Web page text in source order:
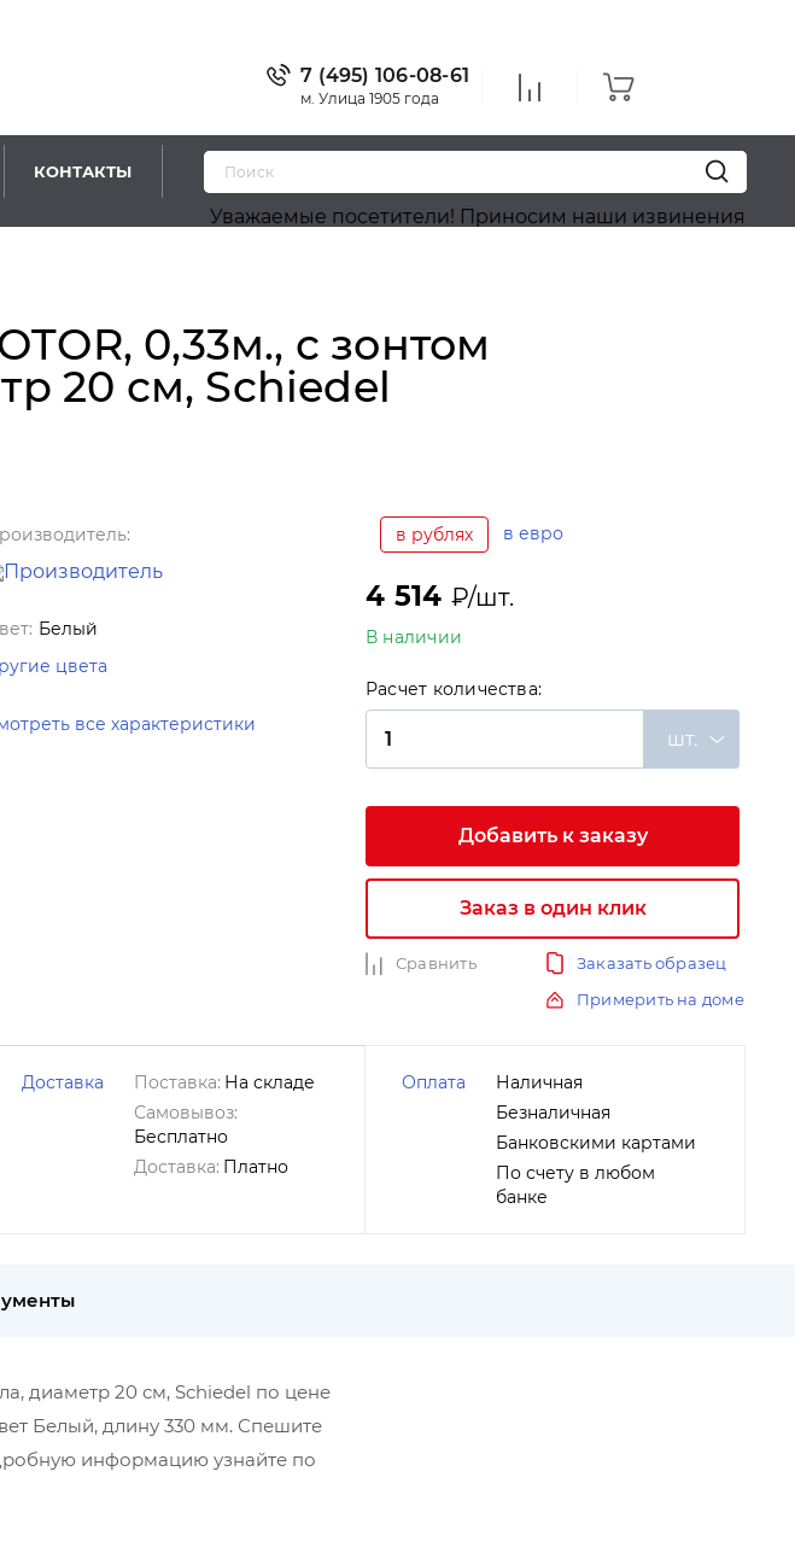
7 (495) 106-08-61
м. Улица 1905 года
КОНТАКТЫ
Уважаемые посетители! Приносим наши извинения, на сайте
0,33м., с зонтом
20 см, Schiedel
Белый
цвета
все характеристики
в рублях в евро
4 514 ₽/шт.
В наличии
Расчет количества:
шт.
Добавить к заказу
Заказ в один клик
Сравнить
Заказать образец
Примерить на доме
Доставка Поставка: На складе
Самовывоз:
Бесплатно
Доставка: Платно
Оплата
Наличная
Безналичная
Банковскими картами
По счету в любом
банке
диаметр 20 см, Schiedel по цене
Белый, длину 330 мм. Спешите
информацию узнайте по